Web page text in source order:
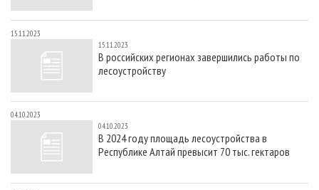
15.11.2023
15.11.2023
В российских регионах завершились работы по
лесоустройству
04.10.2023
04.10.2023
В 2024 году площадь лесоустройства в
Республике Алтай превысит 70 тыс. гектаров